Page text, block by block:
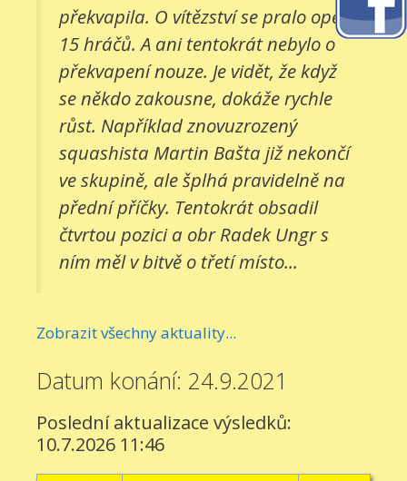
překvapila. O vítězství se pralo opět
15 hráčů. A ani tentokrát nebylo o
překvapení nouze. Je vidět, že když
se někdo zakousne, dokáže rychle
růst. Například znovuzrozený
squashista Martin Bašta již nekončí
ve skupině, ale šplhá pravidelně na
přední příčky. Tentokrát obsadil
čtvrtou pozici a obr Radek Ungr s
ním měl v bitvě o třetí místo...
Zobrazit všechny aktuality...
Datum konání: 24.9.2021
Poslední aktualizace výsledků:
10.7.2026 11:46